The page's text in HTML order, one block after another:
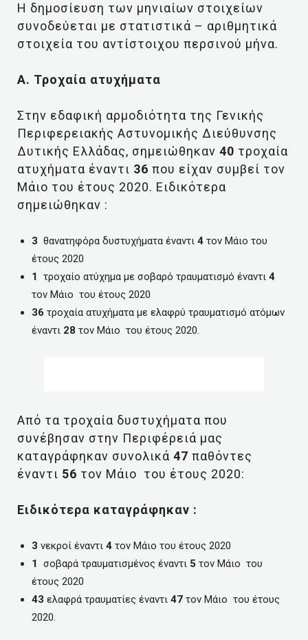
Η δημοσίευση των μηνιαίων στοιχείων
συνοδεύεται με στατιστικά – αριθμητικά
στοιχεία του αντίστοιχου περσινού μήνα.
Α. Τροχαία ατυχήματα
Στην εδαφική αρμοδιότητα της Γενικής
Περιφερειακής Αστυνομικής Διεύθυνσης
Δυτικής Ελλάδας, σημειώθηκαν 40 τροχαία
ατυχήματα έναντι 36 που είχαν συμβεί τον
Μάιο του έτους 2020. Ειδικότερα
σημειώθηκαν :
3 θανατηφόρα δυστυχήματα έναντι 4 τον Μάιο του
έτους 2020
1 τροχαίο ατύχημα με σοβαρό τραυματισμό έναντι 4
τον Μάιο του έτους 2020
36 τροχαία ατυχήματα με ελαφρύ τραυματισμό ατόμων
έναντι 28 τον Μάιο του έτους 2020.
Από τα τροχαία δυστυχήματα που
συνέβησαν στην Περιφέρειά μας
καταγράφηκαν συνολικά 47 παθόντες
έναντι 56 τον Μάιο του έτους 2020:
Ειδικότερα καταγράφηκαν :
3 νεκροί έναντι 4 τον Μάιο του έτους 2020
1 σοβαρά τραυματισμένος έναντι 5 τον Μάιο του
έτους 2020
43 ελαφρά τραυματίες έναντι 47 τον Μάιο του έτους
2020.